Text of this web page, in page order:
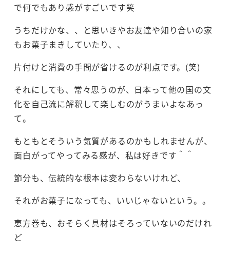
で何でもあり感がすごいです笑
うちだけかな、、と思いきやお友達や知り合いの家
もお菓子まきしていたり、、
片付けと消費の手間が省けるのが利点です。(笑)
それにしても、常々思うのが、日本って他の国の文
化を自己流に解釈して楽しむのがうまいよなあっ
て。
もともとそういう気質があるのかもしれませんが、
面白がってやってみる感が、私は好きです＾＾
節分も、伝統的な根本は変わらないけれど、
それがお菓子になっても、いいじゃないという。。
恵方巻も、おそらく具材はそろっていないのだけれ
ど